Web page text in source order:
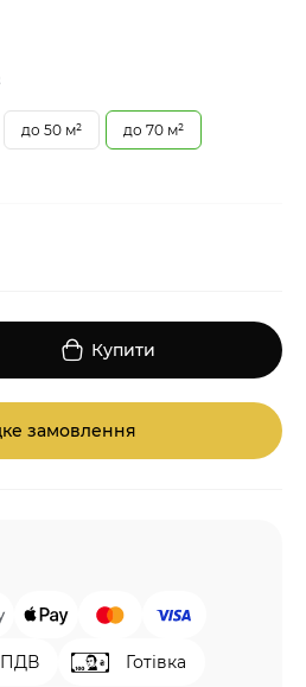
до 50 м² до 70 м²
Купити
замовлення
ПДВ Готівка